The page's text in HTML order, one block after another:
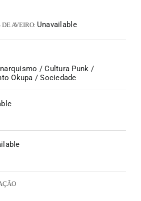
AVEIRO: Unavailable
/ Cultura Punk /
Okupa / Sociedade